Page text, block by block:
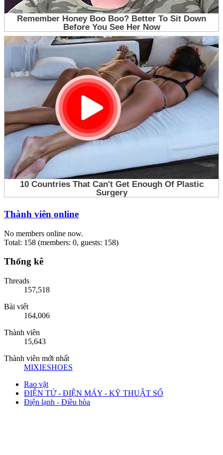
Thành viên online
No members online now.
Total: 158 (members: 0, guests: 158)
Thống kê
Threads
157,518
Bài viết
164,006
Thành viên
15,643
Thành viên mới nhất
MIXIESHOES
Rao vặt
ĐIỆN TỬ - ĐIỆN MÁY - KỸ THUẬT SỐ
Điện lạnh - Điều hòa